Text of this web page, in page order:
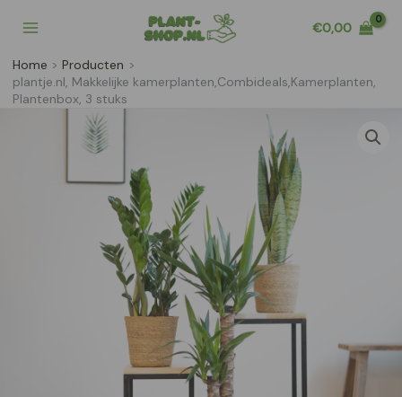
naar
inhoud
€0,00
Home
Producten
plantje.nl, Makkelijke kamerplanten,Combideals,Kamerplanten,
Plantenbox, 3 stuks